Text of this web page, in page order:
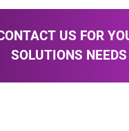
US FOR
SOLUTIONS NEEDS